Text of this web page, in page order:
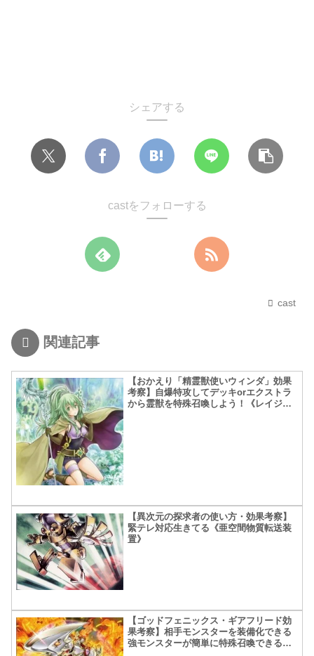
シェアする
castをフォローする
cast
関連記事
【おかえり「精霊獣使いウィンダ」効果
考察】自爆特攻してデッキorエクストラ
から霊獣を特殊召喚しよう！《レイジン
【異次元の探求者の使い方・効果考察】
緊テレ対応生きてる《亜空間物質転送装
置》
【ゴッドフェニックス・ギアフリード効
果考察】相手モンスターを装備化できる
強モンスターが簡単に特殊召喚できるっ